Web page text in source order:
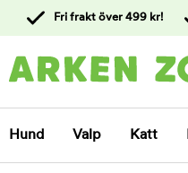
kundtjänst
Fri frakt över 499 kr!
Hund Valp Katt